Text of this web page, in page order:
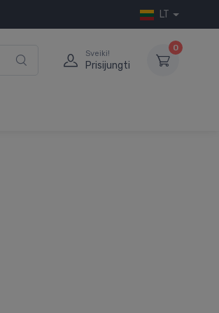
LT
Sveiki!
Prisijungti
0